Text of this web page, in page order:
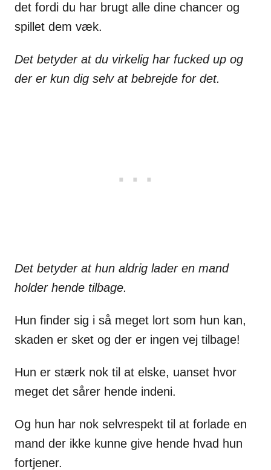
det fordi du har brugt alle dine chancer og
spillet dem væk.
Det betyder at du virkelig har fucked up og
der er kun dig selv at bebrejde for det.
Det betyder at hun aldrig lader en mand
holder hende tilbage.
Hun finder sig i så meget lort som hun kan,
skaden er sket og der er ingen vej tilbage!
Hun er stærk nok til at elske, uanset hvor
meget det sårer hende indeni.
Og hun har nok selvrespekt til at forlade en
mand der ikke kunne give hende hvad hun
fortjener.